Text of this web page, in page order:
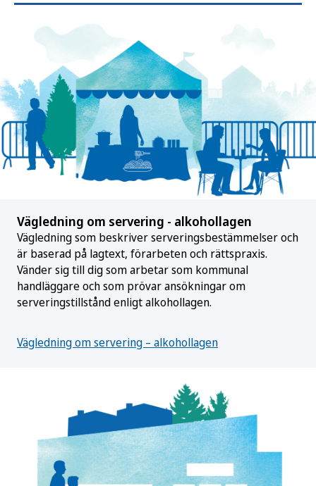
Vägledning om servering - alkohollagen
Vägledning som beskriver serverings­bestämmelser och
är baserad på lagtext, förarbeten och rätts­praxis.
Vänder sig till dig som arbetar som kommunal
handläggare och som prövar ansökningar om
serveringstillstånd enligt alkohollagen.
Vägledning om servering – alkohollagen